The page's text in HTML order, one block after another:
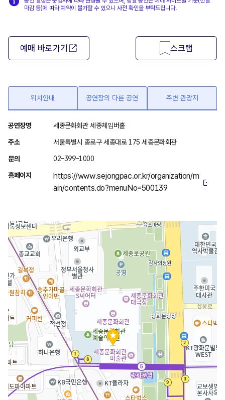
마감 등)에 따라 예약이 불가할 수 있으니 사전 확인을 부탁드립니다.
예매 바로가기 스크랩
위치안내 공연장의 다른 공연 주변 관광지
위
치
안
공연장명 세종문화회관 세종체임버홀
주소 서울특별시 종로구 세종대로 175 세종문화회관
문의 02-399-1000
홈페이지
https://www.sejongpac.or.kr/organization/m
ain/contents.do?menuNo=500139